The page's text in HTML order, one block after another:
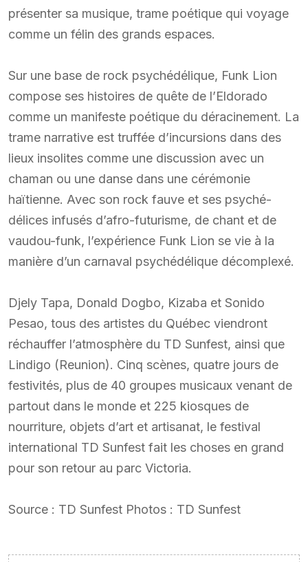
présenter sa musique, trame poétique qui voyage
comme un félin des grands espaces.
Sur une base de rock psychédélique, Funk Lion
compose ses histoires de quête de l’Eldorado
comme un manifeste poétique du déracinement. La
trame narrative est truffée d’incursions dans des
lieux insolites comme une discussion avec un
chaman ou une danse dans une cérémonie
haïtienne. Avec son rock fauve et ses psyché-
délices infusés d’afro-futurisme, de chant et de
vaudou-funk, l’expérience Funk Lion se vie à la
manière d’un carnaval psychédélique décomplexé.
Djely Tapa, Donald Dogbo, Kizaba et Sonido
Pesao, tous des artistes du Québec viendront
réchauffer l’atmosphère du TD Sunfest, ainsi que
Lindigo (Reunion). Cinq scènes, quatre jours de
festivités, plus de 40 groupes musicaux venant de
partout dans le monde et 225 kiosques de
nourriture, objets d’art et artisanat, le festival
international TD Sunfest fait les choses en grand
pour son retour au parc Victoria.
Source : TD Sunfest Photos : TD Sunfest